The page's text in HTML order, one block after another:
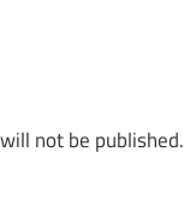
not be published.